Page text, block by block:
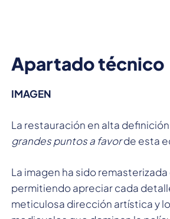
Apartado técnico
IMAGEN
La restauración en alta
grandes puntos a favorde esta
La imagen ha sido
permitiendo apreciar cada
meticulosa dirección artística y